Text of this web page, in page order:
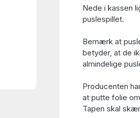
Nede i kassen
puslespillet.
Bemærk at
betyder, at de
almindelige
Producenten
at putte folie
Tapen skal